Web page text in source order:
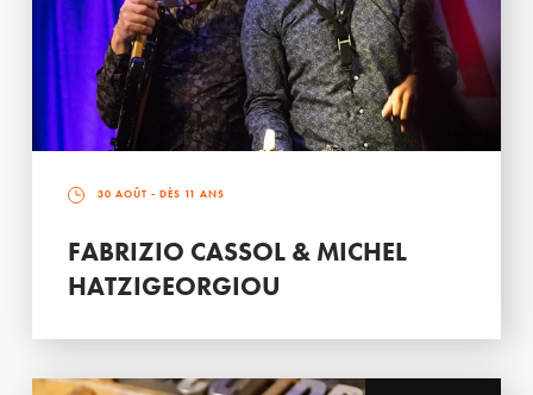
30 AOÛT - DÈS 11 ANS
FABRIZIO CASSOL & MICHEL
HATZIGEORGIOU